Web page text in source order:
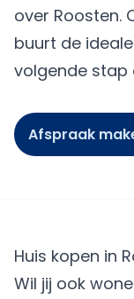
over Roosten.
buurt de
volgende stap
Afspraak
Huis kopen in
Wil jij ook